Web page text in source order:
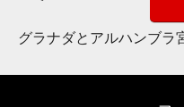
グラナダとアルハンブラ